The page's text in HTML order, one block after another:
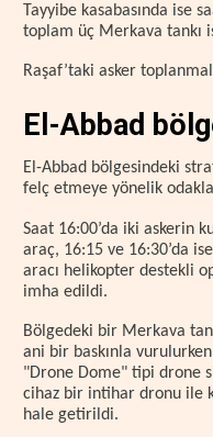
Tayyibe kasabasında ise
toplam üç Merkava tankı
Raşaf’taki asker
El-Abbad
El-Abbad bölgesindeki
felç etmeye yönelik
Saat 16:00’da iki askerin
araç, 16:15 ve 16:30’da
aracı helikopter destekli
imha edildi.
Bölgedeki bir Merkava
ani bir baskınla
"Drone Dome" tipi drone
cihaz bir intihar dronu ile
hale getirildi.